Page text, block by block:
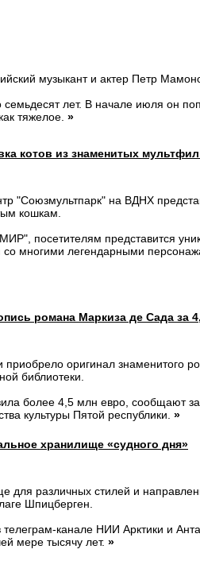
музыкант и актер Петр
семьдесят лет. В начале июля он
тяжелое. »
котов из знаменитых
"Союзмультпарк" на ВДНХ
кошкам.
посетителям представится
со многими легендарными
романа Маркиза де Сада за
приобрело оригинал знаменитого
библиотеки.
более 4,5 млн евро, сообщают
культуры Пятой республики. »
хранилище «судного дня»
для различных стилей и
Шпицберген.
телеграм-канале НИИ Арктики и
мере тысячу лет. »